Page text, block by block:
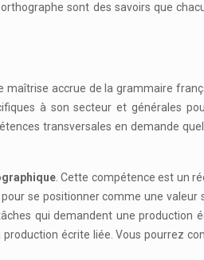
sont des savoirs que
accrue de la grammaire
à son secteur et générales
transversales en demande
. Cette compétence est un
se positionner comme une valeur
qui demandent une production
écrite liée. Vous pourrez